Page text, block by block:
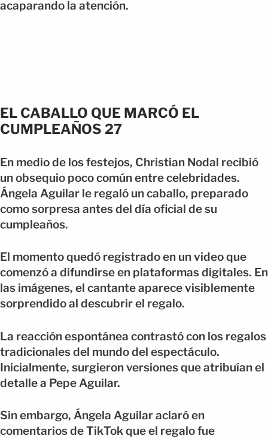
acaparando la atención.
EL CABALLO QUE MARCÓ EL
CUMPLEAÑOS 27
En medio de los festejos, Christian Nodal recibió
un obsequio poco común entre celebridades.
Ángela Aguilar le regaló un caballo, preparado
como sorpresa antes del día oficial de su
cumpleaños.
El momento quedó registrado en un video que
comenzó a difundirse en plataformas digitales. En
las imágenes, el cantante aparece visiblemente
sorprendido al descubrir el regalo.
La reacción espontánea contrastó con los regalos
tradicionales del mundo del espectáculo.
Inicialmente, surgieron versiones que atribuían el
detalle a Pepe Aguilar.
Sin embargo, Ángela Aguilar aclaró en
comentarios de TikTok que el regalo fue